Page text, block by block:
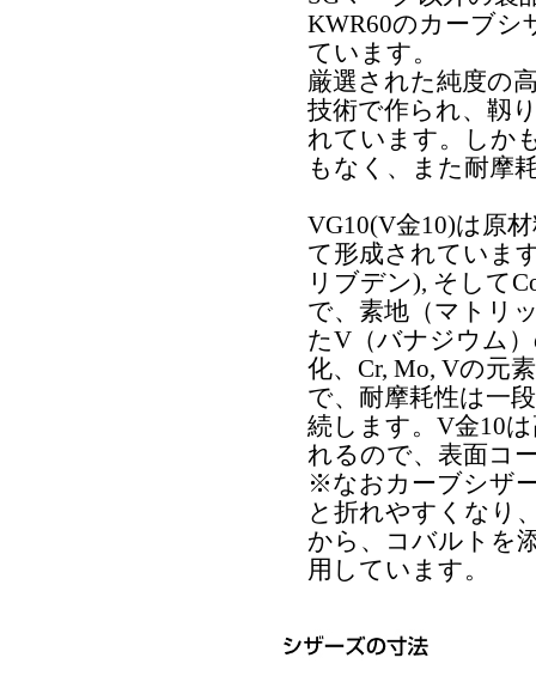
KWR60のカーブシ
ています。
厳選された純度の
技術で作られ、靱
れています。しか
もなく、また耐摩
VG10(V金10)は原
て形成されていま
リブデン), そして
で、素地（マトリ
たV（バナジウム
化、Cr, Mo, Vの元
で、耐摩耗性は一
続します。V金10
れるので、表面コ
※なおカーブシザ
と折れやすくなり
から、コバルトを
用しています。